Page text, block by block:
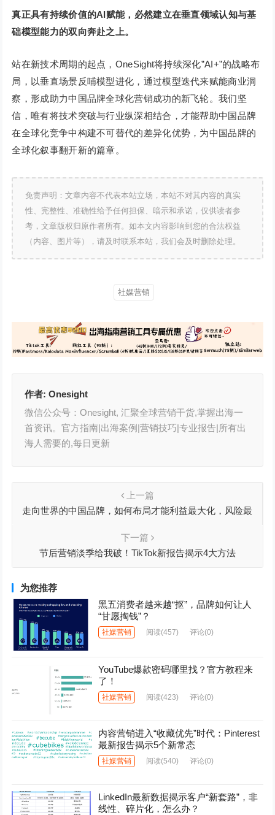
真正具有持续价值的AI赋能，必然建立在垂直领域认知与基
础模型能力的双向奔赴之上。
站在新技术周期的起点，OneSight将持续深化”AI+”的战略布
局，以垂直场景反哺模型进化，通过模型迭代来赋能商业洞
察，形成助力中国品牌全球化营销成功的新飞轮。我们坚
信，唯有将技术突破与行业纵深相结合，才能帮助中国品牌
在全球化竞争中构建不可替代的差异化优势，为中国品牌的
全球化叙事翻开新的篇章。
免责声明：文章内容不代表本站立场，本站不对其内容的真实
性、完整性、准确性给予任何担保、暗示和承诺，仅供读者参
考，文章版权归原作者所有。如本文内容影响到您的合法权益
（内容、图片等），请及时联系本站，我们会及时删除处理。
社媒营销
作者:Onesight
微信公众号：Onesight, 汇聚全球营销干货,掌握出海一
首资讯。官方指南|出海案例|营销技巧|专业报告|所有出
海人需要的,每日更新
上一篇
走向世界的中国品牌，如何布局才能利益最大化，风险最
下一篇
节后营销淡季给我破！TikTok新报告揭示4大方法
为您推荐
黑五消费者越来越“抠”，品牌如何让人
“甘愿掏钱”？
社媒营销 阅读(457) 评论(0)
YouTube爆款密码哪里找？官方教程来
了！
社媒营销 阅读(423) 评论(0)
内容营销进入“收藏优先”时代：Pinterest
最新报告揭示5个新常态
社媒营销 阅读(540) 评论(0)
LinkedIn最新数据揭示客户“新套路”，非
线性、碎片化，怎么办？